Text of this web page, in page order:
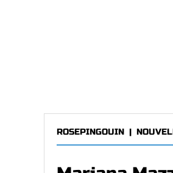
ROSEPINGOUIN |